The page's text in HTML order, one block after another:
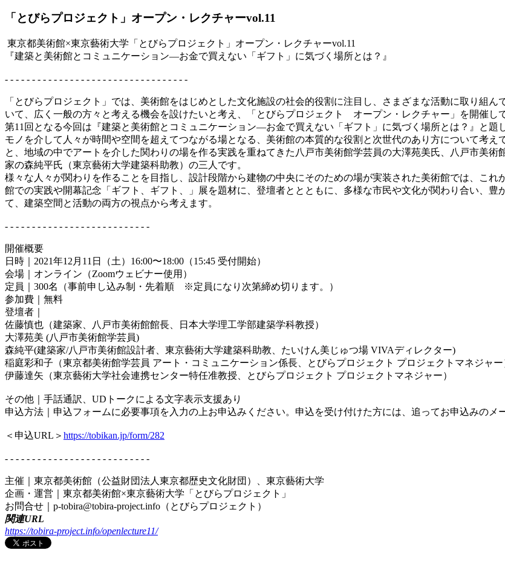
「とびらプロジェクト」オープン・レクチャーvol.11
東京都美術館×東京藝術大学「とびらプロジェクト」オープン・レクチャーvol.11
『建築と美術館とコミュニケーション―お金で買えない「ギフト」に気づく場所とは？』
- - - - - - - - - - - - - - - - - - - - - - - - - - - - - - - - - -
「とびらプロジェクト」では、美術館をはじめとした文化施設の社会的役割に注目し、さまざまな活動に取り組
いて、広く一般の方々と考える機会を設けたいと考え、「とびらプロジェクト オープン・レクチャー」を開催し
第11回となる今回は『建築と美術館とコミュニケーション―お金で買えない「ギフト」に気づく場所とは？』と題
モノを介して人々が時間や空間を超えてつながる場となる、美術館の本質的な役割と次世代のあり方について考
と、地域の中でアートを介した関わりの場を作る実践を重ねてきた八戸市美術館学芸員の大澤苑美氏、八戸市美
家の森純平氏（東京藝術大学建築科助教）の三人です。
様々な人々が関わりを作ることを目指し、設計段階から建物の中央にそのための場が実装された美術館では、こ
館での実践や開幕記念「ギフト、ギフト、」展を題材に、登壇者ととともに、多様な市民や文化が関わり合い、
て、建築空間と活動の両方の視点から考えます。
- - - - - - - - - - - - - - - - - - - - - - - - - - -
開催概要
日時｜2021年12月11日（土）16:00〜18:00（15:45 受付開始）
会場｜オンライン（Zoomウェビナー使用）
定員｜300名（事前申し込み制・先着順 ※定員になり次第締め切ります。）
参加費｜無料
登壇者｜
佐藤慎也（建築家、八戸市美術館館長、日本大学理工学部建築学科教授）
大澤苑美 (八戸市美術館学芸員)
森純平(建築家/八戸市美術館設計者、東京藝術大学建築科助教、たいけん美じゅつ場 VIVAディレクター)
稲庭彩和子（東京都美術館学芸員 アート・コミュニケーション係長、とびらプロジェクト プロジェクトマネジャー
伊藤達矢（東京藝術大学社会連携センター特任准教授、とびらプロジェクト プロジェクトマネジャー）
その他｜手話通訳、UDトークによる文字表示支援あり
申込方法｜申込フォームに必要事項を入力の上お申込みください。申込を受け付けた方には、追ってお申込みのメ
＜申込URL＞ https://tobikan.jp/form/282
- - - - - - - - - - - - - - - - - - - - - - - - - - -
主催｜東京都美術館（公益財団法人東京都歴史文化財団）、東京藝術大学
企画・運営｜東京都美術館×東京藝術大学「とびらプロジェクト」
お問合せ｜p-tobira@tobira-project.info（とびらプロジェクト）
関連URL
https://tobira-project.info/openlecture11/